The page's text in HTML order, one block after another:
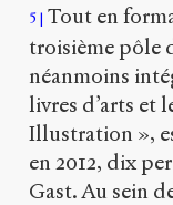
5 Tout en
troisième pôle
néanmoins
livres d’arts et
Illustration »,
en 2012, dix
Gast. Au sein